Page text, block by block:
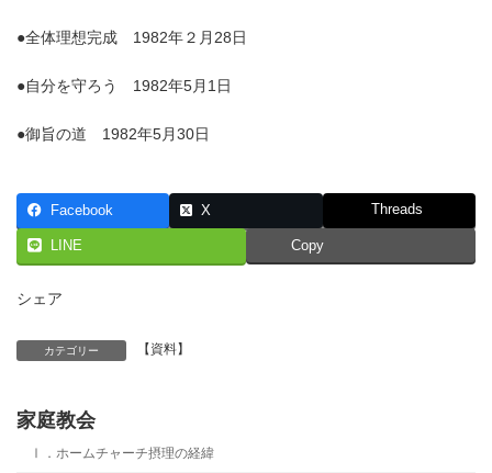
●全体理想完成 1982年２月28日
●自分を守ろう 1982年5月1日
●御旨の道 1982年5月30日
Facebook X Threads
LINE Copy
シェア
カテゴリー 【資料】
家庭教会
Ⅰ．ホームチャーチ摂理の経緯